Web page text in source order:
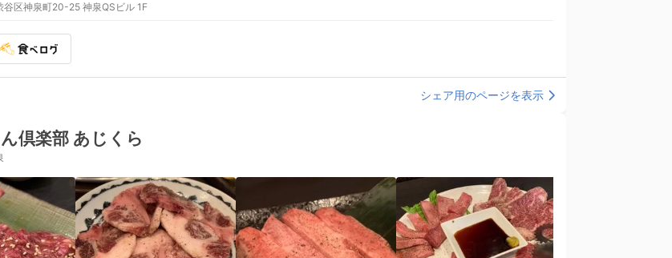
谷区神泉町20-25 神泉QSビル 1F
シェア用のページを表示
倶楽部 あじくら